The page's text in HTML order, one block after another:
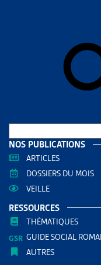
NOS PUBLICATIONS
ARTICLES
DOSSIERS DU MOIS
VEILLE
RESSOURCES
THÉMATIQUES
GUIDE SOCIAL
AUTRES